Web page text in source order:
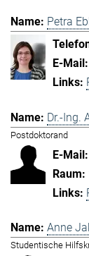
Petra
Dr.-Ing.
Postdoktorand
Anne
Studentische